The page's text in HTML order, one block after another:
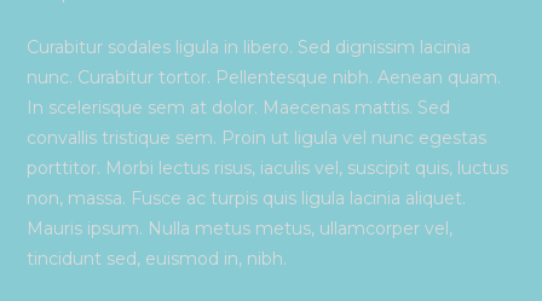
Curabitur sodales ligula in libero. Sed dignissim lacinia
nunc. Curabitur tortor. Pellentesque nibh. Aenean quam.
In scelerisque sem at dolor. Maecenas mattis. Sed
convallis tristique sem. Proin ut ligula vel nunc egestas
porttitor. Morbi lectus risus, iaculis vel, suscipit quis, luctus
non, massa. Fusce ac turpis quis ligula lacinia aliquet.
Mauris ipsum. Nulla metus metus, ullamcorper vel,
tincidunt sed, euismod in, nibh.